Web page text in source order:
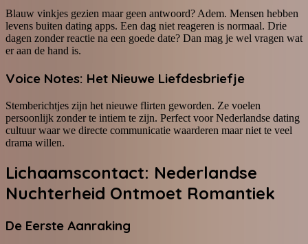
Blauw vinkjes gezien maar geen antwoord? Adem. Mensen hebben
levens buiten dating apps. Een dag niet reageren is normaal. Drie
dagen zonder reactie na een goede date? Dan mag je wel vragen wat
er aan de hand is.
Voice Notes: Het Nieuwe Liefdesbriefje
Stemberichtjes zijn het nieuwe flirten geworden. Ze voelen
persoonlijk zonder te intiem te zijn. Perfect voor Nederlandse dating
cultuur waar we directe communicatie waarderen maar niet te veel
drama willen.
Lichaamscontact: Nederlandse
Nuchterheid Ontmoet Romantiek
De Eerste Aanraking